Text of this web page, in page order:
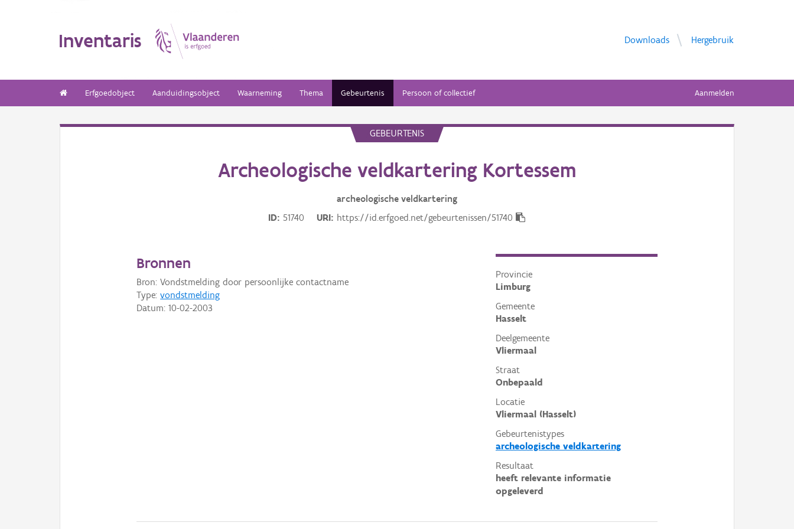
Inventaris Downloads Hergebruik
Erfgoedobject Aanduidingsobject Waarneming Thema Gebeurtenis Persoon of collectief Aanmelden
GEBEURTENIS
Archeologische veldkartering Kortessem
archeologische veldkartering
ID
51740 URI https://id.erfgoed.net/gebeurtenissen/51740
Provincie
Limburg
Gemeente
Hasselt
Deelgemeente
Vliermaal
Straat
Onbepaald
Locatie
Vliermaal (Hasselt)
Gebeurtenistypes
archeologische veldkartering
Resultaat
heeft relevante informatie
opgeleverd
Bronnen
Bron: Vondstmelding door persoonlijke contactname
Type:vondstmelding
Datum:10-02-2003